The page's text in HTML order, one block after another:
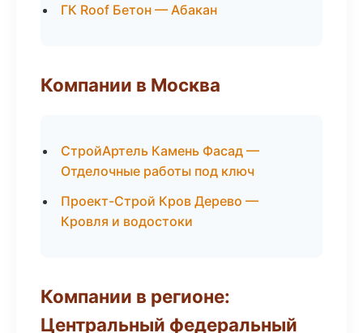
ГК Roof Бетон — Абакан
Компании в Москва
СтройАртель Камень Фасад —
Отделочные работы под ключ
Проект-Строй Кров Дерево —
Кровля и водостоки
Компании в регионе:
Центральный федеральный